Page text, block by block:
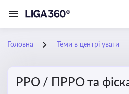
Головна Теми в центрі уваги
РРО / ПРРО та